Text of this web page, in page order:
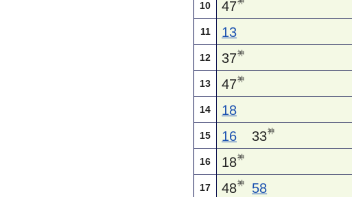
10 47
11 13
12 37神
13 47神
14 18
15 16 33神
16 18神
17 48神 58